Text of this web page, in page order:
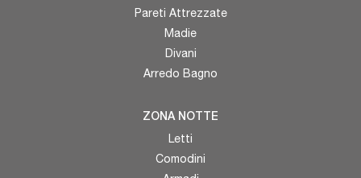
Pareti Attrezzate
Madie
Divani
Arredo Bagno
ZONA NOTTE
Letti
Comodini